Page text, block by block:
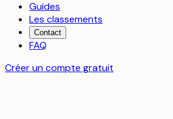
Guides
Les classements
Contact
FAQ
Créer un compte gratuit